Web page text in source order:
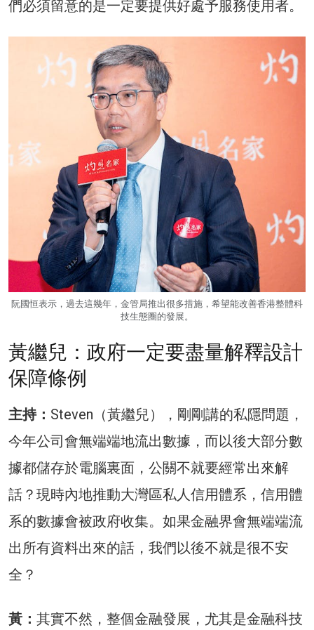
們必須留意的是一定要提供好處予服務使用者。
阮國恒表示，過去這幾年，金管局推出很多措施，希望能改善香港整體科
技生態圈的發展。
黃繼兒：政府一定要盡量解釋設計
保障條例
主持： Steven（黃繼兒），剛剛講的私隱問題，
今年公司會無端端地流出數據，而以後大部分數
據都儲存於電腦裏面，公關不就要經常出來解
話？現時內地推動大灣區私人信用體系，信用體
系的數據會被政府收集。如果金融界會無端端流
出所有資料出來的話，我們以後不就是很不安
全？
黃： 其實不然，整個金融發展，尤其是金融科技